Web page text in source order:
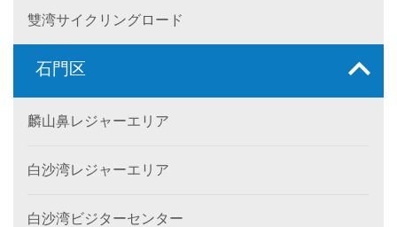
雙湾サイクリングロード
石門区
麟山鼻レジャーエリア
白沙湾レジャーエリア
白沙湾ビジターセンター